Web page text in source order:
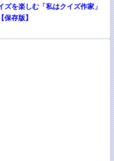
ズを楽しむ「私はクイズ作家」
保存版】